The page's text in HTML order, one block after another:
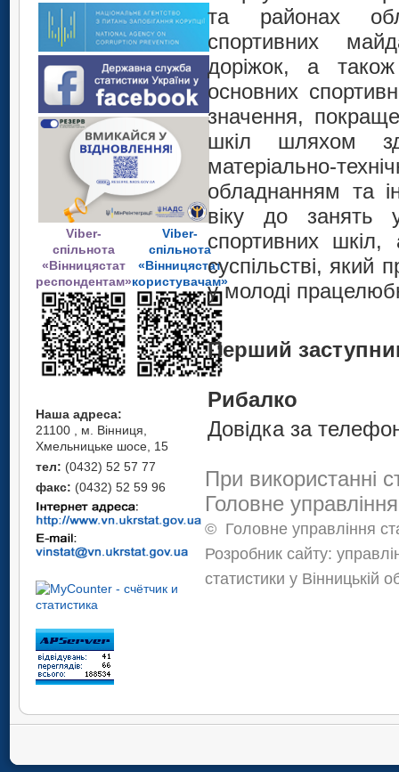
Viber-
спільнота
«Вінницястат
респондентам»
Viber-
спільнота
«Вінницястат
користувачам»
Наша адреса:
21100 , м. Вінниця,
Хмельницьке шосе, 15
тел: (0432) 52 57 77
факс: (0432) 52 59 96
та районах
спортивних
доріжок, а також
основних
значення,
шкіл шляхом
матеріально-
обладнанням та
віку до занять
спортивних
суспільстві, який
у молоді
Перший
Рибалко
Довідка за
При використанні
Головне
© Головне управління
Розробник сайту:
статистики у Вінницькій